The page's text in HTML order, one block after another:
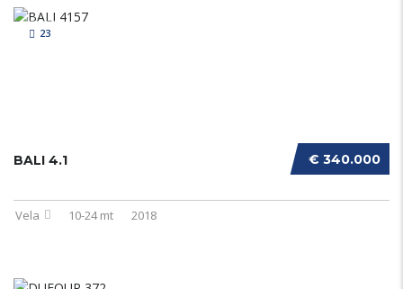
23
€ 340.000
BALI 4.1
Vela 10-24 mt 2018